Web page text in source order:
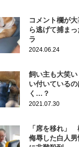
コメント欄が
ら逃げて捕ま
ラ
2024.06.24
飼い主も大笑
い付いている
く…？
2021.07.30
「席を移れ」
侮辱した白人